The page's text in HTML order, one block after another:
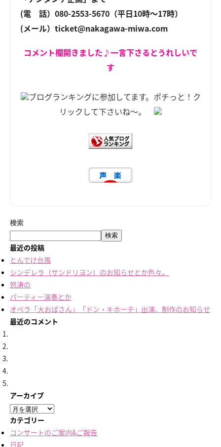
(電 話）080-2553-5670（平日10時～17時）
(メール）ticket@nakagawa-miwa.com
コメント欄開きました♪一言下さるとうれしいで
す
ブログランキングに参加してます。ポチっと！ク
リックして下さいね～。
検索
検索
最近の投稿
とんでけ台風
シンデレラ（サンドリヨン）のお知らせとか色々。
怒涛の
パーティー演奏とか
オペラ「大おばさん」「ドン・キホーテ」出演、制作のお知らせ
最近のコメント
アーカイブ
ア
ー
カ
イ
カテゴリー
コンサートのご案内&ご報告
日記